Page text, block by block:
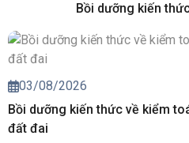
Bồi dưỡng kiến
03/08/2026
Bồi dưỡng kiến thức về kiểm
đất đai